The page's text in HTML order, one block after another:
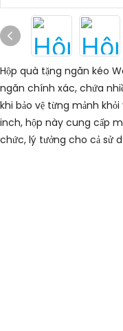
Hộp quà tặng ngăn kéo
ngăn chính xác, chứa
khi bảo vệ từng mảnh
inch, hộp này cung cấp
chức, lý tưởng cho cả sử